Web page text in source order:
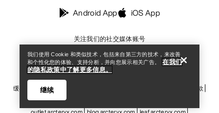
关注我们的社交媒体账号
Android App iOS App
缓存偏好设置中心
使用条款
无障碍通道
我们使用 Cookie 和类似技术，包括来自第三方的技术，来改善
和个性化您的体验、支持分析，并向您展示相关广告。
在我们
的隐私政策中了解更多信息。
继续